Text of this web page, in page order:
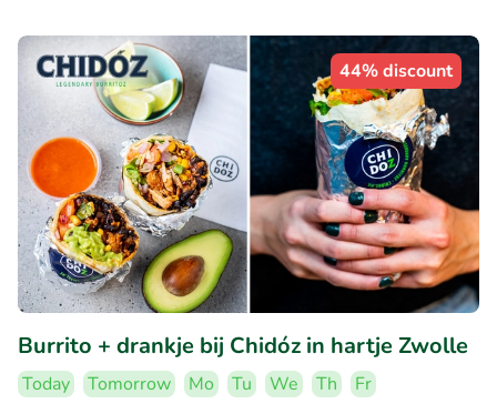
44% discount
Burrito + drankje bij Chidóz in hartje Zwolle
Today Tomorrow Mo Tu We Th
Fr